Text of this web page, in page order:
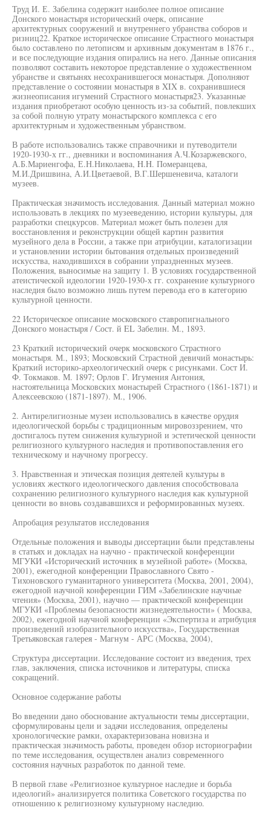
Труд И. Е. Забелина содержит наиболее полное описание
Донского монастыря исторический очерк, описание
архитектурных сооружений и внутреннего убранства соборов и
ризниц22. Краткое историческое описание Страстного монастыря
было составлено по летописям и архивным документам в 1876 г.,
и все последующие издания опирались на него. Данные описания
позволяют составить некоторое представление о художественном
убранстве и святынях несохранившегося монастыря. Дополняют
представление о состоянии монастыря в XIX в. сохранившиеся
жизнеописания игумений Страстного монастыря23. Указанные
издания приобретают особую ценность из-за событий, повлекших
за собой полную утрату монастырского комплекса с его
архитектурным и художественным убранством.
В работе использовались также справочники и путеводители
1920-1930-х гг., дневники и воспоминания А.Ч.Козаржевского,
А.Б.Мариенгофа, Е.Н.Николаева, H.H. Померанцева,
М.И.Дришвина, А.И.Цветаевой, В.Г.Шершеневича, каталоги
музеев.
Практическая значимость исследования. Данный материал можно
использовать в лекциях по музееведению, истории культуры, для
разработки спецкурсов. Материал может быть полезен для
восстановления и реконструкции общей картин развития
музейного дела в России, а также при атрибуции, каталогизации
и установлении истории бытования отдельных произведений
искусства, находившихся в собрании упраздненных музеев.
Положения, выносимые на защиту 1. В условиях государственной
атеистической идеологии 1920-1930-х гг. сохранение культурного
наследия было возможно лишь путем перевода его в категорию
культурной ценности.
22 Историческое описание московского ставропигнального
Донского монастыря / Сост. й EL Забелин. М., 1893.
23 Краткий исторический очерк московского Страстного
монастыря. М., 1893; Московский Страстной девичий монастырь:
Краткий историко-археологический очерк с рисунками. Сост И.
Ф. Токмаков. М. 1897; Орлов Г. Игумения Антония,
настоятельница Московских монастырей Страстного (1861-1871) и
Алексеевскою (1871-1897). М., 1906.
2. Антирелигиозные музеи использовались в качестве орудия
идеологической борьбы с традиционным мировоззрением, что
достигалось путем снижения культурной и эстетической ценности
религиозного культурного наследия и противопоставления его
техническому и научному прогрессу.
3. Нравственная и этическая позиция деятелей культуры в
условиях жесткого идеологического давления способствовала
сохранению религиозного культурного наследия как культурной
ценности во вновь создававшихся и реформированных музеях.
Апробация результатов исследования
Отдельные положения и выводы диссертации были представлены
в статьях и докладах на научно - практической конференции
МГУКИ «Исторический источник в музейной работе» (Москва,
2001), ежегодной конференции Православного Свято -
Тихоновского гуманитарного университета (Москва, 2001, 2004),
ежегодной научной конференции ГИМ «Забелинские научные
чтения» (Москва, 2001), научно — практической конференции
МГУКИ «Проблемы безопасности жизнедеятельности» ( Москва,
2002), ежегодной научной конференции «Экспертиза и атрибуция
произведений изобразительного искусства», Государственная
Третьяковская галерея - Магнум - АРС (Москва, 2004),
Структура диссертации. Исследование состоит из введения, трех
глав, заключения, списка источников и литературы, списка
сокращений.
Основное содержание работы
Во введении дано обоснование актуальности темы диссертации,
сформулированы цели и задачи исследования, определены
хронологические рамки, охарактеризована новизна и
практическая значимость работы, проведен обзор историографии
по теме исследования, осуществлен анализ современного
состояния научных разработок по данной теме.
В первой главе «Религиозное культурное наследие и борьба
идеологий» анализируется политика Советского государства по
отношению к религиозному культурному наследию.